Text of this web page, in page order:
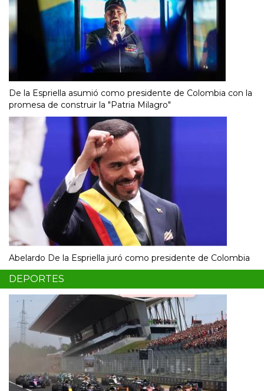
De la Espriella asumió como presidente de Colombia con la
promesa de construir la "Patria Milagro"
Abelardo De la Espriella juró como presidente de Colombia
DEPORTES